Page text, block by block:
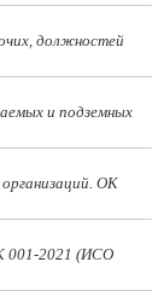
должностей
и подземных
ОК
001-2021 (ИСО